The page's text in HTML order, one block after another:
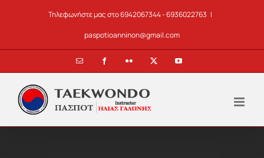
Τηλεφωνήστε μας στο 6942067344 - 6936022763 |
paspotioanninon@gmail.com
Email FacebookFlickr YouTube